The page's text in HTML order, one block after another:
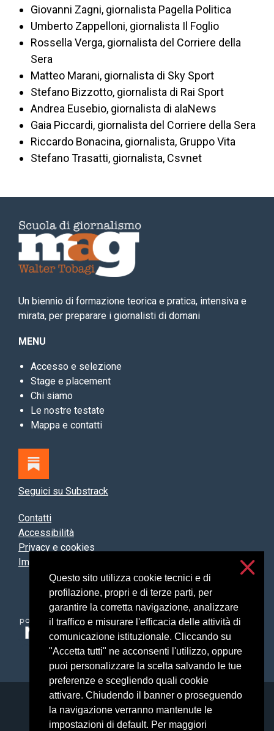
Questo sito utilizza cookie tecnici e di
profilazione, propri e di terze parti, per
garantire la corretta navigazione, analizzare
il traffico e misurare l'efficacia delle attività di
comunicazione istituzionale. Cliccando su
"Accetta tutti" ne acconsenti l'utilizzo, oppure
puoi personalizzare la scelta salvando le tue
preferenze e scegliendo quali cookie
attivare. Chiudendo il banner o proseguendo
la navigazione verranno mantenute le
impostazioni di default. Per maggiori
Giovanni Zagni, giornalista Pagella Politica
Umberto Zappelloni, giornalista Il Foglio
Rossella Verga, giornalista del Corriere della
Sera
Matteo Marani, giornalista di Sky Sport
Stefano Bizzotto, giornalista di Rai Sport
Andrea Eusebio, giornalista di alaNews
Gaia Piccardi, giornalista del Corriere della Sera
Riccardo Bonacina, giornalista, Gruppo Vita
Stefano Trasatti, giornalista, Csvnet
Un biennio di formazione teorica e pratica, intensiva e
mirata, per preparare i giornalisti di domani
MENU
Accesso e selezione
Stage e placement
Chi siamo
Le nostre testate
Mappa e contatti
Seguici su Substrack
Contatti
Accessibilità
Privacy e cookies
Impostazioni cookie
Università degli Studi di Milano
Via Festa del Perdono, 7 - 20122 Milano
Posta Elettronica Certificata